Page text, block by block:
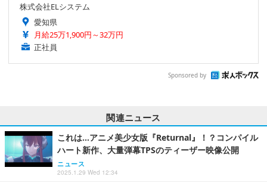
株式会社ELシステム
愛知県
月給25万1,900円～32万円
正社員
Sponsored by
関連ニュース
これは…アニメ美少女版『Returnal』！？コンパイル
ハート新作、大量弾幕TPSのティーザー映像公開
ニュース
2025.1.29 Wed 12:34